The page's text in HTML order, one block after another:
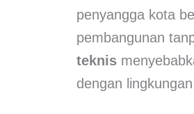
penyangga kota
pembangunan
teknis
dengan